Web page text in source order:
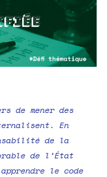
de mener des
En
de la
de l’État
le code